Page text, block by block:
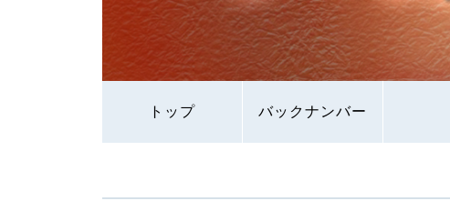
トップ バックナンバー